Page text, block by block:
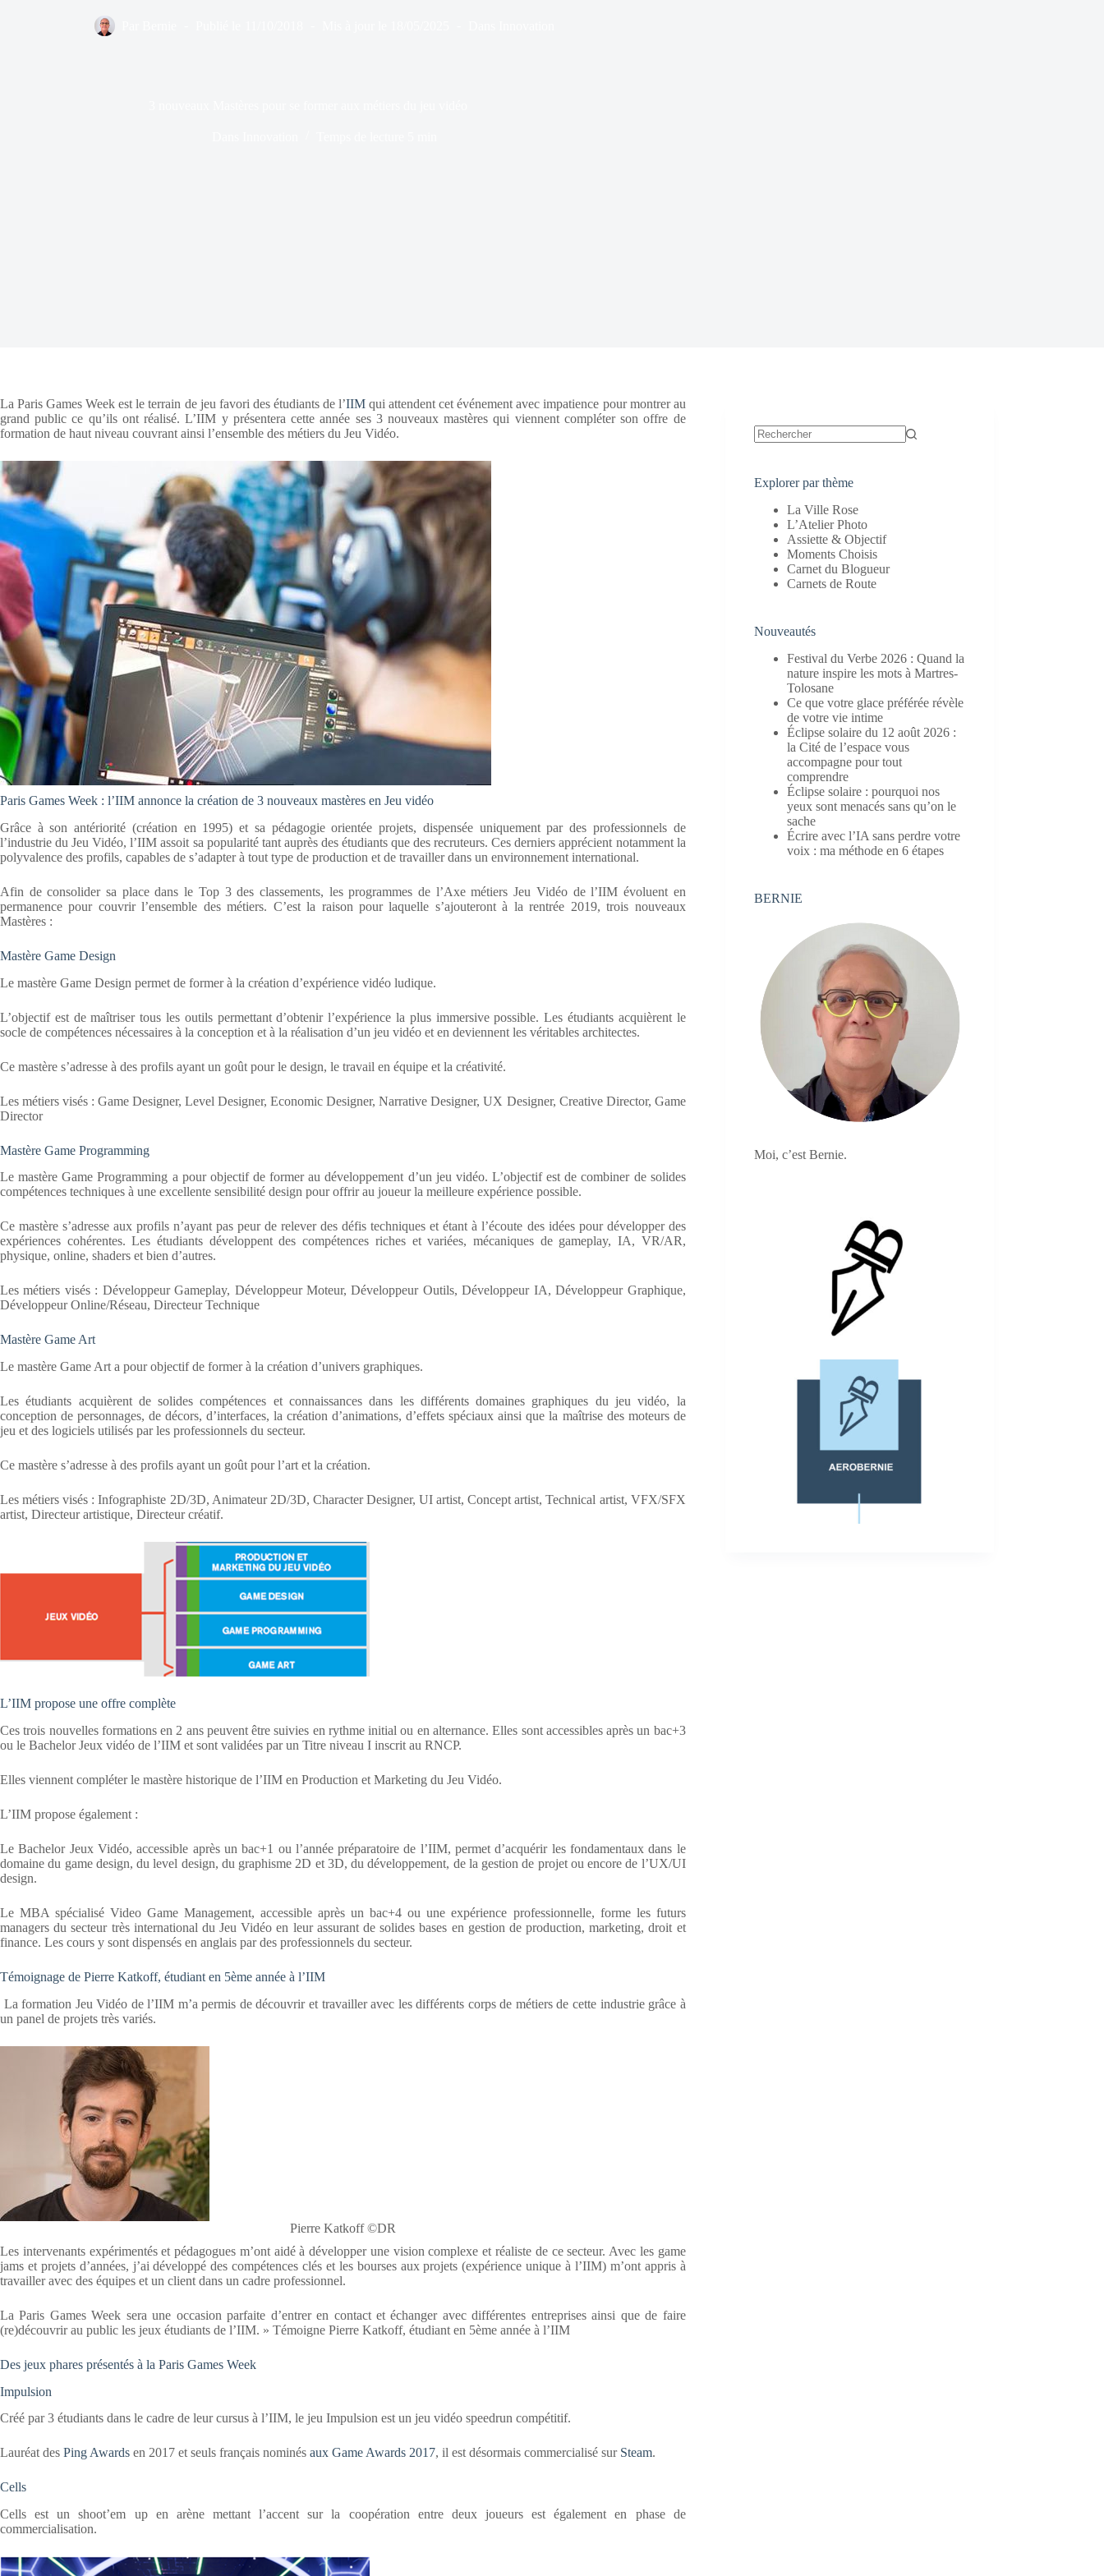
La Paris Games Week est le terrain de jeu favori des étudiants de l’IIMqui attendent cet événement avec impatience pour montrer au
grand public ce qu’ils ont réalisé. L’IIM y présentera cette année ses 3 nouveaux mastères qui viennent compléter son offre de
formation de haut niveau couvrant ainsi l’ensemble des métiers du Jeu Vidéo.
Paris Games Week : l’IIM annonce la création de 3 nouveaux mastères en Jeu vidéo
Grâce à son antériorité (création en 1995) et sa pédagogie orientée projets, dispensée uniquement par des professionnels de
l’industrie du Jeu Vidéo, l’IIM assoit sa popularité tant auprès des étudiants que des recruteurs. Ces derniers apprécient notamment la
polyvalence des profils, capables de s’adapter à tout type de production et de travailler dans un environnement international.
Afin de consolider sa place dans le Top 3 des classements, les programmes de l’Axe métiers Jeu Vidéo de l’IIM évoluent en
permanence pour couvrir l’ensemble des métiers. C’est la raison pour laquelle s’ajouteront à la rentrée 2019, trois nouveaux
Mastères :
Mastère Game Design
Le mastère Game Design permet de former à la création d’expérience vidéo ludique.
L’objectif est de maîtriser tous les outils permettant d’obtenir l’expérience la plus immersive possible. Les étudiants acquièrent le
socle de compétences nécessaires à la conception et à la réalisation d’un jeu vidéo et en deviennent les véritables architectes.
Ce mastère s’adresse à des profils ayant un goût pour le design, le travail en équipe et la créativité.
Les métiers visés : Game Designer, Level Designer, Economic Designer, Narrative Designer, UX Designer, Creative Director, Game
Director
Mastère Game Programming
Le mastère Game Programming a pour objectif de former au développement d’un jeu vidéo. L’objectif est de combiner de solides
compétences techniques à une excellente sensibilité design pour offrir au joueur la meilleure expérience possible.
Ce mastère s’adresse aux profils n’ayant pas peur de relever des défis techniques et étant à l’écoute des idées pour développer des
expériences cohérentes. Les étudiants développent des compétences riches et variées, mécaniques de gameplay, IA, VR/AR,
physique, online, shaders et bien d’autres.
Les métiers visés : Développeur Gameplay, Développeur Moteur, Développeur Outils, Développeur IA, Développeur Graphique,
Développeur Online/Réseau, Directeur Technique
Mastère Game Art
Le mastère Game Art a pour objectif de former à la création d’univers graphiques.
Les étudiants acquièrent de solides compétences et connaissances dans les différents domaines graphiques du jeu vidéo, la
conception de personnages, de décors, d’interfaces, la création d’animations, d’effets spéciaux ainsi que la maîtrise des moteurs de
jeu et des logiciels utilisés par les professionnels du secteur.
Ce mastère s’adresse à des profils ayant un goût pour l’art et la création.
Les métiers visés : Infographiste 2D/3D, Animateur 2D/3D, Character Designer, UI artist, Concept artist, Technical artist, VFX/SFX
artist, Directeur artistique, Directeur créatif.
L’IIM propose une offre complète
Ces trois nouvelles formations en 2 ans peuvent être suivies en rythme initial ou en alternance. Elles sont accessibles après un bac+3
ou le Bachelor Jeux vidéo de l’IIM et sont validées par un Titre niveau I inscrit au RNCP.
Elles viennent compléter le mastère historique de l’IIM en Production et Marketing du Jeu Vidéo.
L’IIM propose également :
Le Bachelor Jeux Vidéo, accessible après un bac+1 ou l’année préparatoire de l’IIM, permet d’acquérir les fondamentaux dans le
domaine du game design, du level design, du graphisme 2D et 3D, du développement, de la gestion de projet ou encore de l’UX/UI
design.
Le MBA spécialisé Video Game Management, accessible après un bac+4 ou une expérience professionnelle, forme les futurs
managers du secteur très international du Jeu Vidéo en leur assurant de solides bases en gestion de production, marketing, droit et
finance. Les cours y sont dispensés en anglais par des professionnels du secteur.
Témoignage de Pierre Katkoff, étudiant en 5ème année à l’IIM
La formation Jeu Vidéo de l’IIM m’a permis de découvrir et travailler avec les différents corps de métiers de cette industrie grâce à
un panel de projets très variés.
Pierre Katkoff ©DR
Les intervenants expérimentés et pédagogues m’ont aidé à développer une vision complexe et réaliste de ce secteur. Avec les game
jams et projets d’années, j’ai développé des compétences clés et les bourses aux projets (expérience unique à l’IIM) m’ont appris à
travailler avec des équipes et un client dans un cadre professionnel.
La Paris Games Week sera une occasion parfaite d’entrer en contact et échanger avec différentes entreprises ainsi que de faire
(re)découvrir au public les jeux étudiants de l’IIM. » Témoigne Pierre Katkoff, étudiant en 5ème année à l’IIM
Des jeux phares présentés à la Paris Games Week
Impulsion
Créé par 3 étudiants dans le cadre de leur cursus à l’IIM, le jeu Impulsion est un jeu vidéo speedrun compétitif.
Lauréat des Ping Awards en 2017 et seuls français nominés aux Game Awards 2017, il est désormais commercialisé sur Steam.
Cells
Cells est un shoot’em up en arène mettant l’accent sur la coopération entre deux joueurs est également en phase de
commercialisation.
Explorer par thème
La Ville Rose
L’Atelier Photo
Assiette & Objectif
Moments Choisis
Carnet du Blogueur
Carnets de Route
Nouveautés
Festival du Verbe 2026 : Quand la
nature inspire les mots à Martres-
Tolosane
Ce que votre glace préférée révèle
de votre vie intime
Éclipse solaire du 12 août 2026 :
la Cité de l’espace vous
accompagne pour tout
comprendre
Éclipse solaire : pourquoi nos
yeux sont menacés sans qu’on le
sache
Écrire avec l’IA sans perdre votre
voix : ma méthode en 6 étapes
BERNIE
Moi, c’est Bernie.